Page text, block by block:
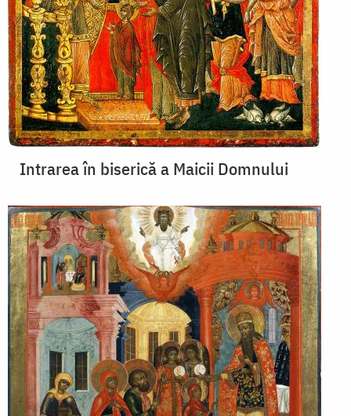
Intrarea în biserică a Maicii Domnului